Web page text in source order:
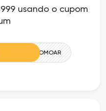
usando o cupom
PROMOAR